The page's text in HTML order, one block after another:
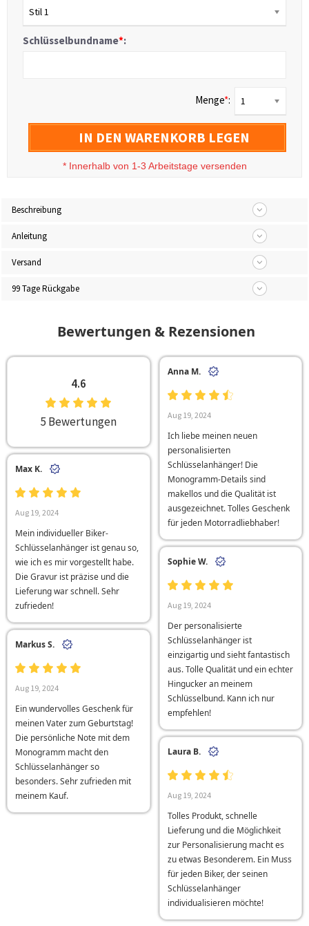
Stil 1
Schlüsselbundname*:
Menge*: 1
IN DEN WARENKORB LEGEN
* Innerhalb von 1-3 Arbeitstage versenden
Beschreibung
Anleitung
Versand
99 Tage Rückgabe
Bewertungen & Rezensionen
4.6
5 Bewertungen
Anna M.
Aug 19, 2024
Ich liebe meinen neuen
personalisierten
Schlüsselanhänger! Die
Monogramm-Details sind
makellos und die Qualität ist
ausgezeichnet. Tolles Geschenk
für jeden Motorradliebhaber!
Max K.
Aug 19, 2024
Mein individueller Biker-
Schlüsselanhänger ist genau so,
wie ich es mir vorgestellt habe.
Die Gravur ist präzise und die
Lieferung war schnell. Sehr
zufrieden!
Sophie W.
Aug 19, 2024
Der personalisierte
Schlüsselanhänger ist
einzigartig und sieht fantastisch
aus. Tolle Qualität und ein echter
Hingucker an meinem
Schlüsselbund. Kann ich nur
empfehlen!
Markus S.
Aug 19, 2024
Ein wundervolles Geschenk für
meinen Vater zum Geburtstag!
Die persönliche Note mit dem
Monogramm macht den
Schlüsselanhänger so
besonders. Sehr zufrieden mit
meinem Kauf.
Laura B.
Aug 19, 2024
Tolles Produkt, schnelle
Lieferung und die Möglichkeit
zur Personalisierung macht es
zu etwas Besonderem. Ein Muss
für jeden Biker, der seinen
Schlüsselanhänger
individualisieren möchte!